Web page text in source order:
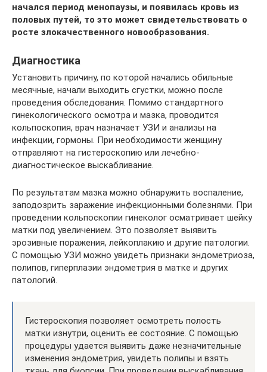
начался период менопаузы, и появилась кровь из
половых путей, то это может свидетельствовать о
росте злокачественного новообразования.
Диагностика
Установить причину, по которой начались обильные
месячные, начали выходить сгустки, можно после
проведения обследования. Помимо стандартного
гинекологического осмотра и мазка, проводится
кольпоскопия, врач назначает УЗИ и анализы на
инфекции, гормоны. При необходимости женщину
отправляют на гистероскопию или лечебно-
диагностическое выскабливание.
По результатам мазка можно обнаружить воспаление,
заподозрить заражение инфекционными болезнями. При
проведении кольпоскопии гинеколог осматривает шейку
матки под увеличением. Это позволяет выявить
эрозивные поражения, лейкоплакию и другие патологии.
С помощью УЗИ можно увидеть признаки эндометриоза,
полипов, гиперплазии эндометрия в матке и других
патологий.
Гистероскопия позволяет осмотреть полость
матки изнутри, оценить ее состояние. С помощью
процедуры удается выявить даже незначительные
изменения эндометрия, увидеть полипы и взять